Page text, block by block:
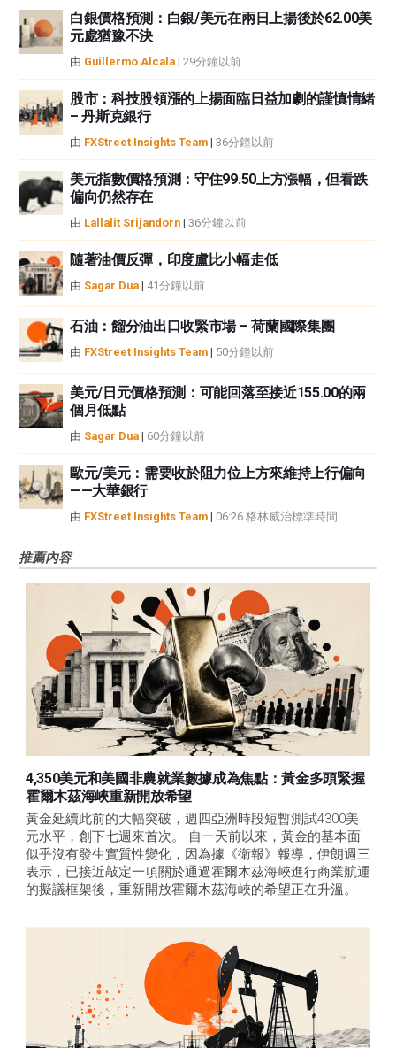
性不作任何陳述。FXStreet和作者將不承擔任何錯誤，遺漏或任何損失，傷害
或損害由此資訊及其顯示或使用引起的。錯誤和遺漏除外。本文作者和
FXStreet並非註冊投資顧問，本文內容無意提供任何投資建議。
白銀價格預測：白銀/美元在兩日上揚後於62.00美
元處猶豫不決
由 Guillermo Alcala | 29分鐘以前
股市：科技股領漲的上揚面臨日益加劇的謹慎情緒
– 丹斯克銀行
由 FXStreet Insights Team | 36分鐘以前
美元指數價格預測：守住99.50上方漲幅，但看跌
偏向仍然存在
由 Lallalit Srijandorn | 36分鐘以前
隨著油價反彈，印度盧比小幅走低
由 Sagar Dua | 41分鐘以前
石油：餾分油出口收緊市場 – 荷蘭國際集團
由 FXStreet Insights Team | 50分鐘以前
美元/日元價格預測：可能回落至接近155.00的兩
個月低點
由 Sagar Dua | 60分鐘以前
歐元/美元：需要收於阻力位上方來維持上行偏向
——大華銀行
由 FXStreet Insights Team | 06:26 格林威治標準時間
推薦內容
4,350美元和美國非農就業數據成為焦點：黃金多頭緊握
霍爾木茲海峽重新開放希望
黃金延續此前的大幅突破，週四亞洲時段短暫測試4300美
元水平，創下七週來首次。 自一天前以來，黃金的基本面
似乎沒有發生實質性變化，因為據《衛報》報導，伊朗週三
表示，已接近敲定一項關於通過霍爾木茲海峽進行商業航運
的擬議框架後，重新開放霍爾木茲海峽的希望正在升溫。